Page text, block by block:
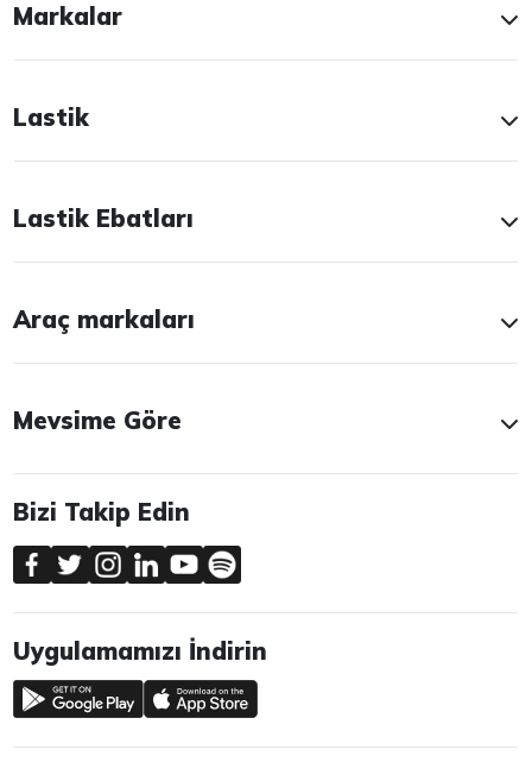
Markalar
Lastik
Lastik Ebatları
Araç markaları
Mevsime Göre
Bizi Takip Edin
Uygulamamızı İndirin